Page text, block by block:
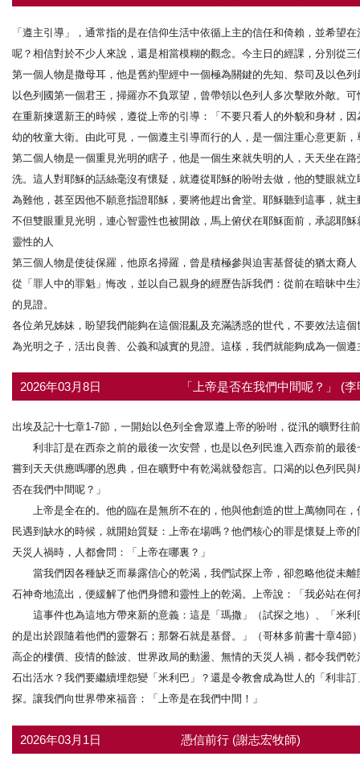
「遵主引導」，通常指的是在信仰生活中依循上主的信任和倚賴，並希望
呢？相信對於不少人來說，還是相當模糊的觀念。今主日的經課，分別從
第一個人物是撒母耳，他是舊約聖經中一個極為關鍵的先知、祭司及以色
以色列國第一個君王，掃羅亦不負眾望，曾帶領以色列人多次擊敗外敵。
在重新揀選新王的時候，遵從上帝的引導：「不要只看人的外貌和身材，
幼的牧童大衛。由此可見，一個遵主引導而行的人，是一個注重心意更新
第二個人物是一個重見光明的瞎子，他是一個生來就失明的人，天天坐在
洗。這人對耶穌的話絲毫沒有懷疑，就遵從耶穌的吩咐去做，他的雙眼就
為難他，甚至因他不願意指證耶穌，要將他趕出會堂。耶穌聽到這事，就
不但雙眼重見光明，連心智靈性也被開啟，馬上俯伏在耶穌面前，承認耶
靈性的人
第三個人物是使徒保羅，他原名掃羅，曾是積極參與迫害基督徒的猶太裔
從「罪人中的罪魁」悔改，並以自己親身的經歷告訴我們：從前在暗昧中
的見證。
各位弟兄姊妹，盼望我們能夠在這個混亂及充滿誘惑的世代，不要效法這
為光明之子，活出良善、公義和誠實的見證。這樣，我們就能夠成為一個
2026年03月8日 「上帝是否在我們中間呢？」 (
出埃及記十七章1-7節，一開始以色列全會眾遵上帝的吩咐，從汛的曠野
利非訂是在西奈之前的最後一次安營，也是以色列民進入西奈前的最後
嘗到天天供應嗎哪的恩典，但在曠野中有乾渴就發怨言。口渴的以色列民
否在我們中間呢？」
上帝是全在的。他的臨在是無所不在的，他與他創造的世上萬物同在，
民遇到缺水的時候，就開始質疑：上帝在場嗎？他們核心的罪是懷疑上帝
天災人禍時，人都會問：「上帝在哪裏？」
當我們因各種缺乏而暴露信心的乾渴，我們試探上帝，卻忽略他從未離
石神奇地流出，便緩解了他們身體和靈性上的乾渴。上帝說：「我必站在
這事件也為這地方帶來新的意義：這是「瑪撒」（試探之地）、「米利
的是出於跟隨着他們的靈磐石；那磐石就是基督。」（哥林多前書十章4
高企的樓價、疫情的餘波、世界政局的動盪、無情的天災人禍，都令我們
石出活水？我們要繼續埋怨變「米利巴」？還是令教會成為世人的「利非
探。讓我們向世界帶來福音：「上帝是在我們中間！」
2026年03月1日 憑信前行 (謝志宏牧師)